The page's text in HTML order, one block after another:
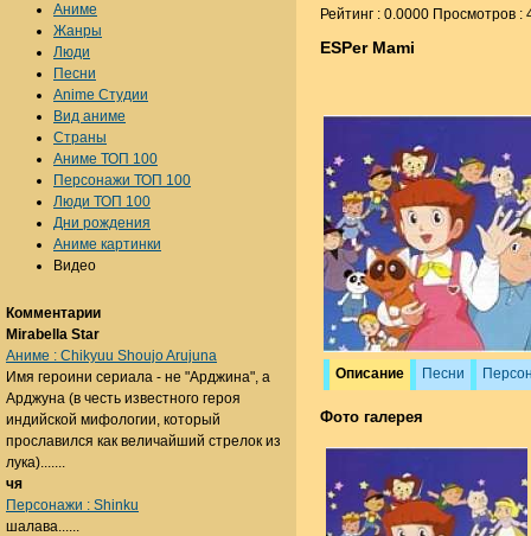
Рейтинг : 0.0000 Просмотров :
ESPer Mami
Описание Песни
Фото галерея
Аниме
Жанры
Люди
Песни
Anime Студии
Вид аниме
Страны
Аниме ТОП 100
Персонажи ТОП 100
Люди ТОП 100
Дни рождения
Аниме картинки
Видео
Комментарии
Mirabella Star
Аниме : Chikyuu Shoujo Arujuna
Имя героини сериала - не "Арджина", а
Арджуна (в честь известного героя
индийской мифологии, который
прославился как величайший стрелок из
лука).......
чя
Персонажи : Shinku
шалава......